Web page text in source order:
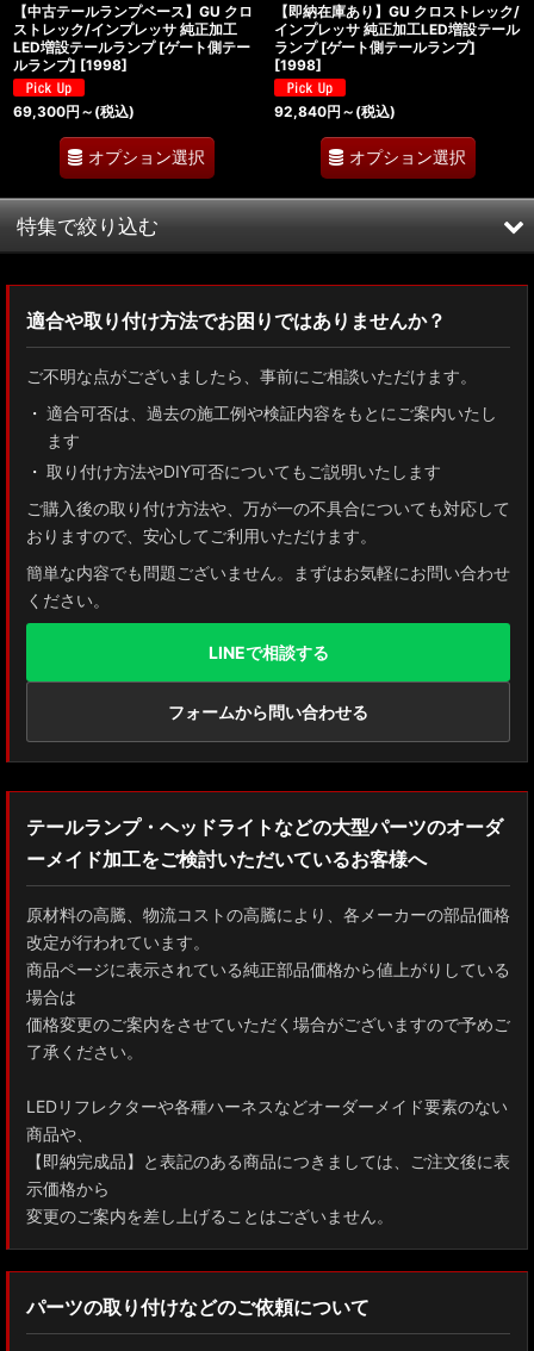
【中古テールランプベース】GU クロ
ストレック/インプレッサ 純正加工
LED増設テールランプ [ゲート側テー
ルランプ] [1998]
69,300円 ～ (税込)
オプション選択
【即納在庫あり】GU クロストレック/
インプレッサ 純正加工LED増設テール
ランプ [ゲート側テールランプ]
[1998]
92,840円 ～ (税込)
オプション選択
特集で絞り込む
ZN8 GR86
GUN125 ハイラックス
AXUH80/85 MXUA80/85 ハリアー
ZSU60 ハリアー
MXAA54 AXAH54/52 RAV4
GDJ150W/151 WTRJ150 ランドクルーザー プラド
ZVG11/ZSG10 カローラクロス
GXPA16 MXPA12 GRヤリス
MXPH10/MXPA10/MXBA10/KSP210 ヤリス
MXPJ10/15 MXPB10/15 ヤリスクロス
ZYX10 NGX50 C-HR
AAHH40W/AAHH45W/TAHA40W ヴェルファイア
AAHH40W/AAHH45W/AGH40W アルファード
AYH30/GGH30/35/AGH30/35 ヴェルファイア
AYH30/GGH30/35/AGH30/35 アルファード
ACR50 エスティマ
ZWR90W/ZWR95W/MZRA90W/MZRA95W ノア/ヴォクシー
適合や取り付け方法でお困りではありませんか？
ご不明な点がございましたら、事前にご相談いただけます。
適合可否は、過去の施工例や検証内容をもとにご案内いたし
ます
取り付け方法やDIY可否についてもご説明いたします
ご購入後の取り付け方法や、万が一の不具合についても対応して
おりますので、安心してご利用いただけます。
簡単な内容でも問題ございません。まずはお気軽にお問い合わせ
ください。
LINEで相談する
フォームから問い合わせる
テールランプ・ヘッドライトなどの大型パーツのオーダ
ーメイド加工をご検討いただいているお客様へ
原材料の高騰、物流コストの高騰により、各メーカーの部品価格
改定が行われています。
商品ページに表示されている純正部品価格から値上がりしている
場合は
価格変更のご案内をさせていただく場合がございますので予めご
了承ください。
LEDリフレクターや各種ハーネスなどオーダーメイド要素のない
商品や、
【即納完成品】と表記のある商品につきましては、ご注文後に表
示価格から
変更のご案内を差し上げることはございません。
パーツの取り付けなどのご依頼について